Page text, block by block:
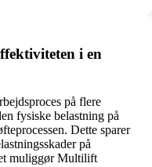
i en
på flere
fysiske belastning på
Dette sparer
på
muliggør Multilift